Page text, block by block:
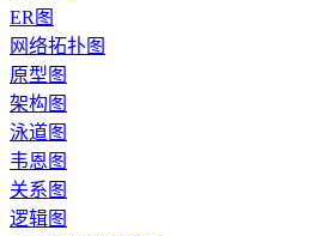
ER图
网络拓扑图
原型图
架构图
泳道图
韦恩图
关系图
逻辑图